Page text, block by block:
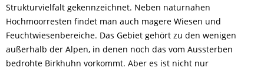
Strukturvielfalt gekennzeichnet. Neben naturnahen
Hochmoorresten findet man auch magere Wiesen und
Feuchtwiesenbereiche. Das Gebiet gehört zu den wenigen
außerhalb der Alpen, in denen noch das vom Aussterben
bedrohte Birkhuhn vorkommt. Aber es ist nicht nur